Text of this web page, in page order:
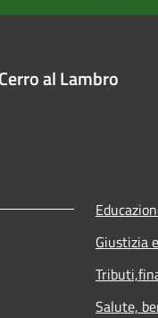
al Lambro
Giustizia
Salute,